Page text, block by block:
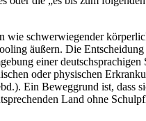
schwerwiegender
äußern. Die
einer
oder physischen
Ein Beweggrund ist,
Land ohne